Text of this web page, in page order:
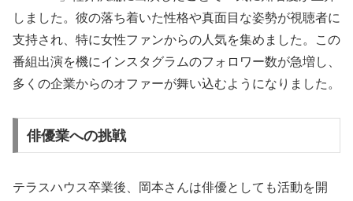
しました。彼の落ち着いた性格や真面目な姿勢が視聴者に
支持され、特に女性ファンからの人気を集めました。この
番組出演を機にインスタグラムのフォロワー数が急増し、
多くの企業からのオファーが舞い込むようになりました。
俳優業への挑戦
テラスハウス卒業後、岡本さんは俳優としても活動を開